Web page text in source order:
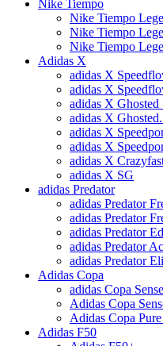
Nike Tiempo
Nike Tiempo
Nike Tiempo
Nike Tiempo
Adidas X
adidas X
adidas X
adidas X Ghosted
adidas X
adidas X
adidas X
adidas X
adidas X SG
adidas Predator
adidas Predator
adidas Predator
adidas Predator
adidas Predator
adidas Predator
Adidas Copa
adidas Copa
Adidas Copa
Adidas Copa
Adidas F50